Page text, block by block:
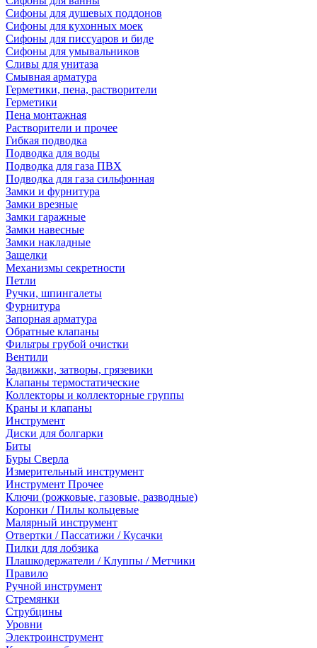
Сифоны для душевых поддонов
Сифоны для кухонных моек
Сифоны для писсуаров и биде
Сифоны для умывальников
Сливы для унитаза
Смывная арматура
Герметики, пена, растворители
Герметики
Пена монтажная
Растворители и прочее
Гибкая подводка
Подводка для воды
Подводка для газа ПВХ
Подводка для газа сильфонная
Замки и фурнитура
Замки врезные
Замки гаражные
Замки навесные
Замки накладные
Защелки
Механизмы секретности
Петли
Ручки, шпингалеты
Фурнитура
Запорная арматура
Обратные клапаны
Фильтры грубой очистки
Вентили
Задвижки, затворы, грязевики
Клапаны термостатические
Коллекторы и коллекторные группы
Краны и клапаны
Инструмент
Диски для болгарки
Биты
Буры Сверла
Измерительный инструмент
Инструмент Прочее
Ключи (рожковые, газовые, разводные)
Коронки / Пилы кольцевые
Малярный инструмент
Отвертки / Пассатижи / Кусачки
Пилки для лобзика
Плашкодержатели / Клуппы / Метчики
Правило
Ручной инструмент
Стремянки
Струбцины
Уровни
Электроинструмент